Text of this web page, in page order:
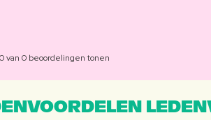
0 van 0 beoordelingen tonen